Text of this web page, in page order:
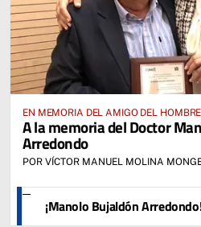
EN MEMORIA DEL AMIGO DEL
A la memoria del Doctor Manuel Bujaldón
Arredondo
POR VÍCTOR MANUEL MOLINA
¡Manolo Bujaldón